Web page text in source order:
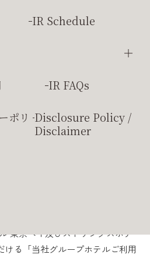
設割引券」２枚
金割引・レストラン等の飲食
東京ベイ及びストリングスホテ
ける「当社グループホテルご利用
IR Schedule
IR FAQs
ポリ Disclosure Policy /
Disclaimer